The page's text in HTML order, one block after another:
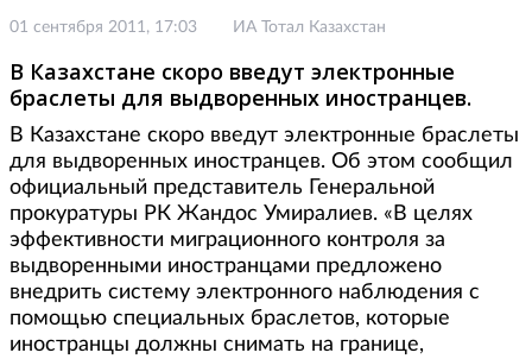
01 сентября 2011, 17:03 ИА Тотал Казахстан
В Казахстане скоро введут электронные
браслеты для выдворенных иностранцев.
В Казахстане скоро введут электронные браслеты
для выдворенных иностранцев. Об этом сообщил
официальный представитель Генеральной
прокуратуры РК Жандос Умиралиев. «В целях
эффективности миграционного контроля за
выдворенными иностранцами предложено
внедрить систему электронного наблюдения с
помощью специальных браслетов, которые
иностранцы должны снимать на границе,